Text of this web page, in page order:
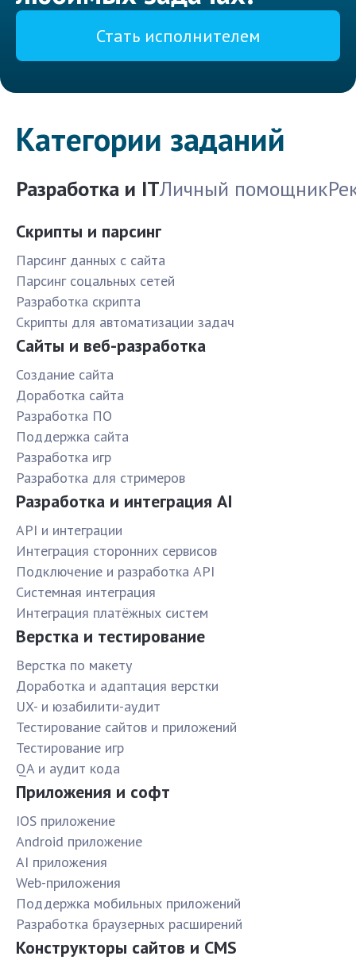
Стать исполнителем
Категории заданий
Разработка и ITЛичный помощник
Скрипты и парсинг
Парсинг данных с сайта
Парсинг соцальных сетей
Разработка скрипта
Скрипты для автоматизации задач
Сайты и веб-разработка
Создание сайта
Доработка сайта
Разработка ПО
Поддержка сайта
Разработка игр
Разработка для стримеров
Разработка и интеграция AI
API и интеграции
Интеграция сторонних сервисов
Подключение и разработка API
Системная интеграция
Интеграция платёжных систем
Верстка и тестирование
Верстка по макету
Доработка и адаптация верстки
UX- и юзабилити-аудит
Тестирование сайтов и приложений
Тестирование игр
QA и аудит кода
Приложения и софт
IOS приложение
Android приложение
AI приложения
Web-приложения
Поддержка мобильных приложений
Разработка браузерных расширений
Конструкторы сайтов и CMS